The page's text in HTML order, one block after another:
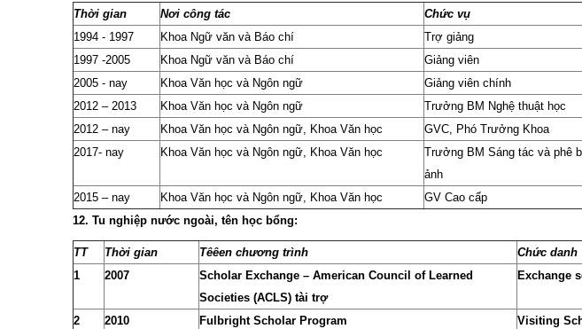
Thời gian Nơi công tác
Chức vụ
1994 - 1997
Khoa Ngữ văn và Báo chí
Trợ giảng
1997 -2005
Khoa Ngữ văn và Báo chí
Giảng viên
2005 - nay
Khoa Văn học và Ngôn ngữ
Giảng viên chính
2012 – 2013
Khoa Văn học và Ngôn ngữ
Trưởng BM Nghệ thuật học
2012 – nay
Khoa Văn học và Ngôn ngữ, Khoa Văn học
GVC, Phó Trưởng Khoa
2017- nay
Khoa Văn học và Ngôn ngữ, Khoa Văn học
Trưởng BM Sáng tác và phê
ảnh
2015 – nay
Khoa Văn học và Ngôn ngữ, Khoa Văn học
GV Cao cấp
12. Tu nghiệp nước ngoài, tên học bổng:
TT Thời gian Têêen chương trình Chức danh
1
2007
Scholar Exchange – American Council of Learned
Societies (ACLS) tài trợ
Exchange
2 2010 Fulbright Scholar Program Visiting